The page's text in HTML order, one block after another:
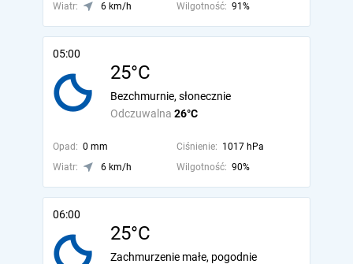
Wiatr:
6 km/h Wilgotność: 91%
05:00
25°C
Odczuwalna 26°C
Bezchmurnie, słonecznie
Opad: 0 mm Ciśnienie: 1017 hPa
Wiatr:
6 km/h Wilgotność: 90%
06:00
25°C
Zachmurzenie małe, pogodnie